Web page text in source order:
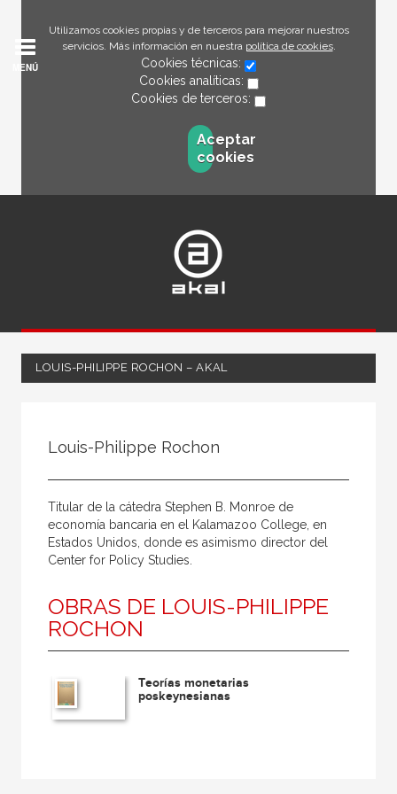
Utilizamos cookies propias y de terceros para mejorar nuestros
servicios. Más información en nuestra política de cookies.
Cookies técnicas:
Cookies analíticas:
Cookies de terceros:
Aceptar
cookies
MENÚ
LOUIS-PHILIPPE ROCHON – AKAL
Coordinador
Editor
Escritor
Prologuista
Louis-Philippe Rochon
Titular de la cátedra Stephen B. Monroe de
economía bancaria en el Kalamazoo College, en
Estados Unidos, donde es asimismo director del
Center for Policy Studies.
OBRAS DE LOUIS-PHILIPPE
ROCHON
Teorías monetarias
poskeynesianas